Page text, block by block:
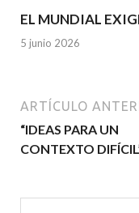
EL MUNDIAL
5 junio 2026
ARTÍCULO
“IDEAS PARA UN
CONTEXTO